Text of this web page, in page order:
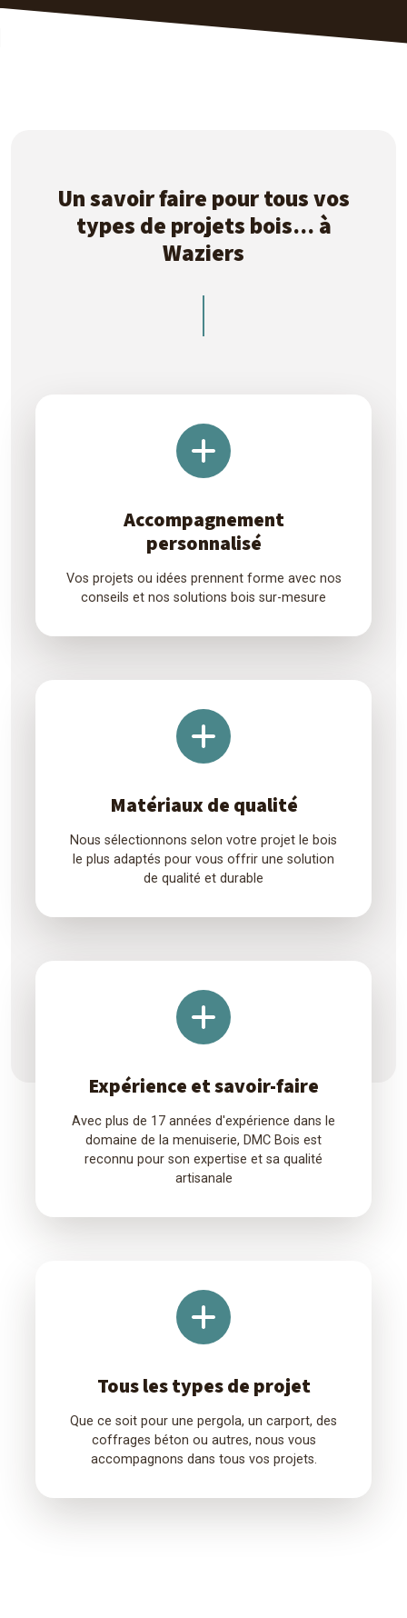
Un savoir faire pour tous vos
types de projets bois... à
Waziers
Accompagnement
personnalisé
Vos projets ou idées prennent forme avec nos
conseils et nos solutions bois sur-mesure
Matériaux de qualité
Nous sélectionnons selon votre projet le bois
le plus adaptés pour vous offrir une solution
de qualité et durable
Expérience et savoir-faire
Avec plus de 17 années d'expérience dans le
domaine de la menuiserie, DMC Bois est
reconnu pour son expertise et sa qualité
artisanale
Tous les types de projet
Que ce soit pour une pergola, un carport, des
coffrages béton ou autres, nous vous
accompagnons dans tous vos projets.